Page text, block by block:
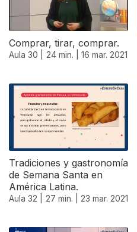
Comprar, tirar, comprar.
Aula 30 | 24 min. | 16 mar. 2021
Tradiciones y gastronomía
de Semana Santa en
América Latina.
Aula 32 | 27 min. | 23 mar. 2021